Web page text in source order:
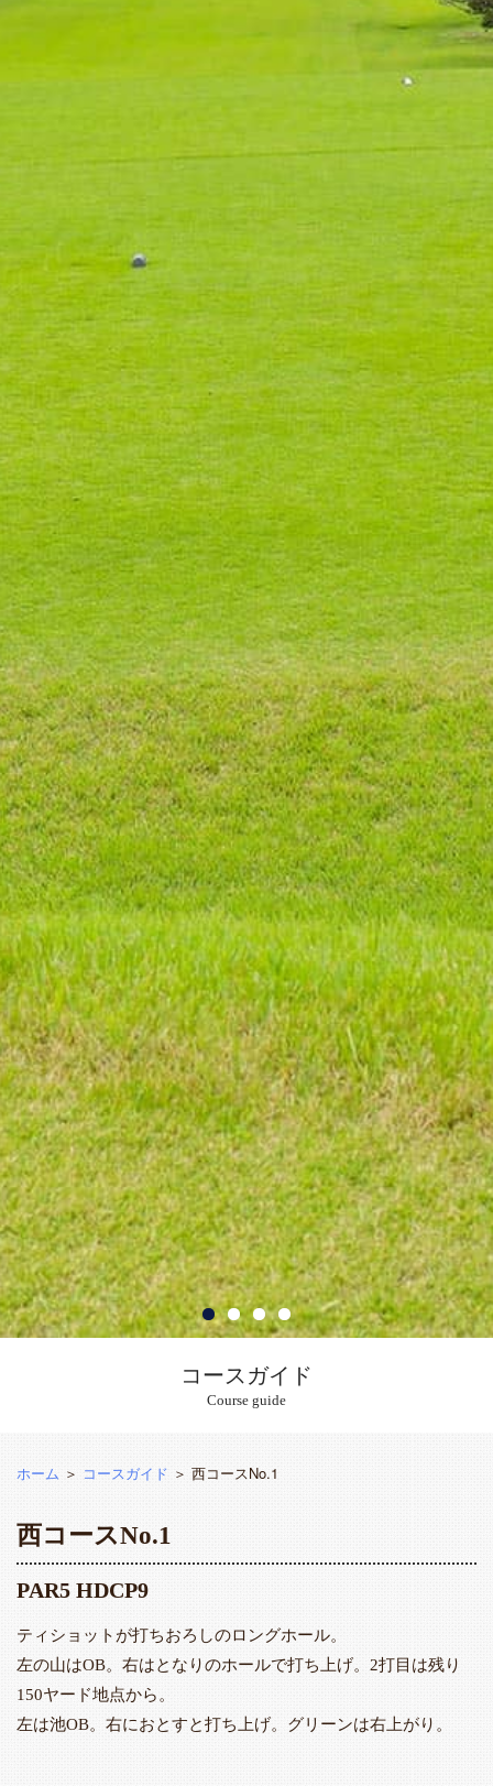
コースガイド
Course guide
ホーム ＞ コースガイド ＞ 西コースNo.1
西コースNo.1
PAR5 HDCP9
ティショットが打ちおろしのロングホール。
左の山はOB。右はとなりのホールで打ち上げ。2打目は残り
150ヤード地点から。
左は池OB。右におとすと打ち上げ。グリーンは右上がり。